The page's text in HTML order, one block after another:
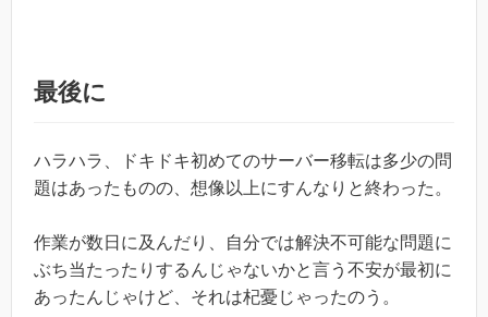
最後に
ハラハラ、ドキドキ初めてのサーバー移転は多少の問
題はあったものの、想像以上にすんなりと終わった。
作業が数日に及んだり、自分では解決不可能な問題に
ぶち当たったりするんじゃないかと言う不安が最初に
あったんじゃけど、それは杞憂じゃったのう。